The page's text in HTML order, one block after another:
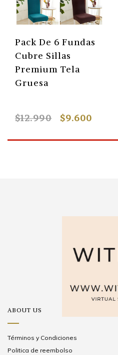
Pack De 6 Fundas
Cubre Sillas
Premium Tela
Gruesa
$12.990 $9.600
ABOUT US
Términos y Condiciones
Politica de reembolso